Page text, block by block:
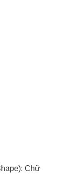
Chữ